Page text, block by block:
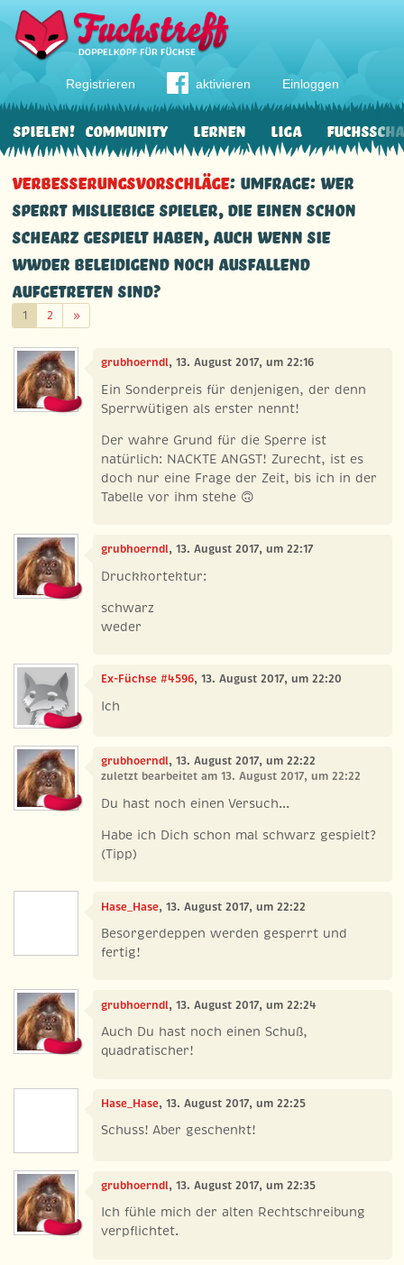
Registrieren aktivieren Einloggen
Community Lernen Liga
Spielen!
Verbesserungsvorschläge: Umfrage: wer
sperrt misliebige Spieler, die einen schon
schearz gespielt haben, auch wenn sie
wwder beleidigend noch ausfallend
aufgetreten sind?
1 2 »Weiter
grubhoerndl, 13. August 2017, um 22:16
Ein Sonderpreis für denjenigen, der denn
Sperrwütigen als erster nennt!
Der wahre Grund für die Sperre ist
natürlich: NACKTE ANGST! Zurecht, ist es
doch nur eine Frage der Zeit, bis ich in der
Tabelle vor ihm stehe 🙃
grubhoerndl, 13. August 2017, um 22:17
Druckkortektur:
schwarz
weder
Ex-Füchse #4596, 13. August 2017, um 22:20
Ich
grubhoerndl, 13. August 2017, um 22:22
zuletzt bearbeitet am 13. August 2017, um 22:22
Du hast noch einen Versuch...
Habe ich Dich schon mal schwarz gespielt?
(Tipp)
Hase_Hase, 13. August 2017, um 22:22
Besorgerdeppen werden gesperrt und
fertig!
grubhoerndl, 13. August 2017, um 22:24
Auch Du hast noch einen Schuß,
quadratischer!
Hase_Hase, 13. August 2017, um 22:25
Schuss! Aber geschenkt!
grubhoerndl, 13. August 2017, um 22:35
Ich fühle mich der alten Rechtschreibung
verpflichtet.